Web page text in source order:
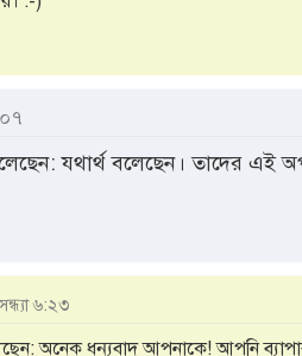
যথার্থ বলেছেন। তাদের এই
৬:২৩
অনেক ধন্যবাদ আপনাকে! আপনি